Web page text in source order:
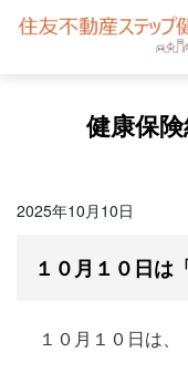
Skip
健康保
2025年10月10日
１０月１０日は
１０月１０日は、